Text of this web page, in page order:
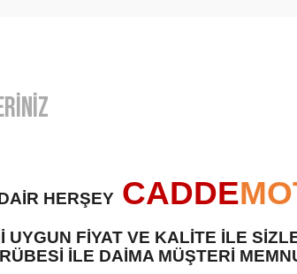
HERŞEY CADDE
UYGUN FİYAT VE KALİTE İLE
İLE DAİMA MÜŞTERİ